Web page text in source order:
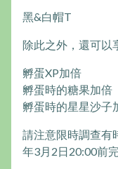
黑&白帽T
除此之外，還可以
孵蛋XP加倍
孵蛋時的糖果加倍
孵蛋時的星星沙子
請注意限時調查有
年3月2日20:00前